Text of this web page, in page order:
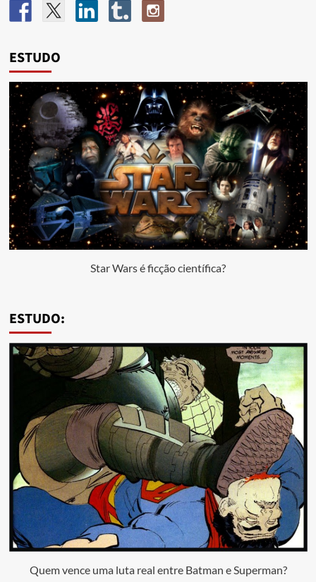
ESTUDO
Star Wars é ficção científica?
ESTUDO:
Quem vence uma luta real entre Batman e Superman?